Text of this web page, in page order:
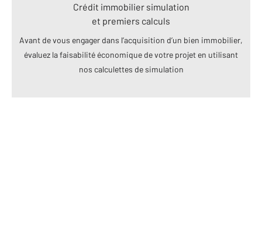
Crédit immobilier simulation
et premiers calculs
Avant de vous engager dans l’acquisition d’un bien immobilier,
évaluez la faisabilité économique de votre projet en utilisant
nos calculettes de simulation